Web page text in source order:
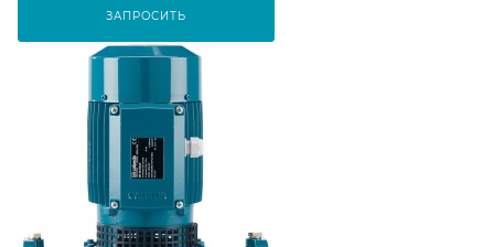
ЗАПРОСИТЬ